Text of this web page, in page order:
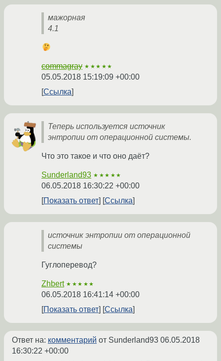
мажорная
4.1
commagray ★★★★★
05.05.2018 15:19:09 +00:00
Ссылка
Теперь используется источник
энтропии от операционной системы.
Что это такое и что оно даёт?
Sunderland93 ★★★★★
06.05.2018 16:30:22 +00:00
Показать ответ
Ссылка
источник энтропии от операционной
системы
Гуглоперевод?
Zhbert ★★★★★
06.05.2018 16:41:14 +00:00
Показать ответ
Ссылка
Ответ на: комментарий от Sunderland93 06.05.2018
16:30:22 +00:00